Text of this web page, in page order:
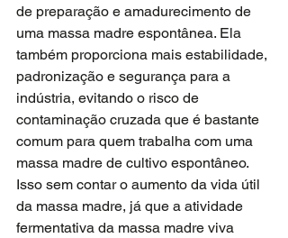
de preparação e amadurecimento de
uma massa madre espontânea. Ela
também proporciona mais estabilidade,
padronização e segurança para a
indústria, evitando o risco de
contaminação cruzada que é bastante
comum para quem trabalha com uma
massa madre de cultivo espontâneo.
Isso sem contar o aumento da vida útil
da massa madre, já que a atividade
fermentativa da massa madre viva